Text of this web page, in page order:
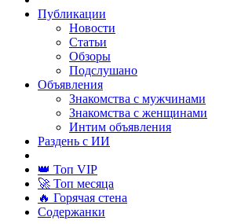
Публикации
Новости
Статьи
Обзоры
Подслушано
Объявления
Знакомства с мужчинами
Знакомства с женщинами
Интим объявления
Раздень с ИИ
👑 Топ VIP
🚀 Топ месяца
🔥 Горячая стена
Содержанки